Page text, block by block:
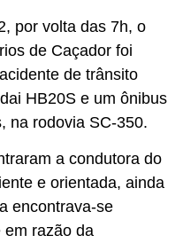
por volta das 7h, o
de Caçador foi
de trânsito
HB20S e um ônibus
na rodovia SC-350.
a condutora do
e orientada, ainda
encontrava-se
em razão da